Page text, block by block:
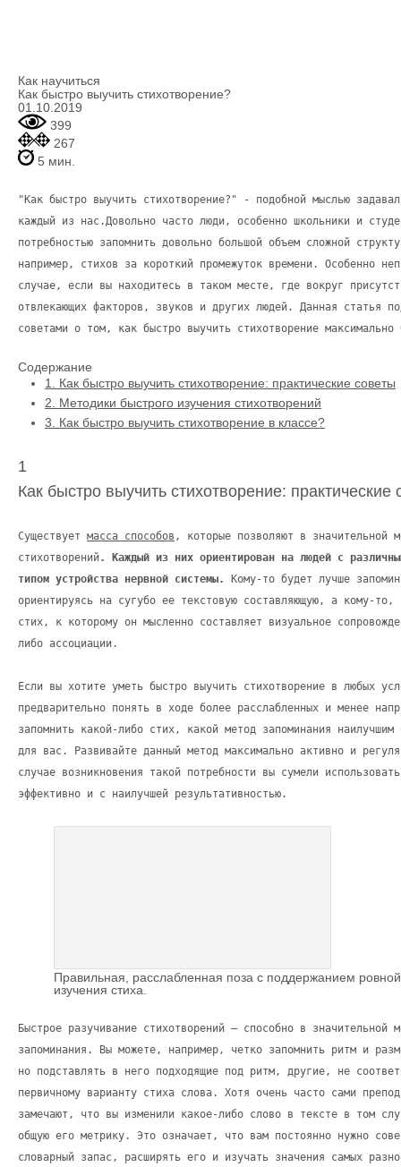
Как научиться
Как быстро выучить стихотворение?
01.10.2019
399
267
5 мин.
"Как быстро выучить стихотворение?" - подобной мыслью
каждый из нас.Довольно часто люди, особенно школьники и
потребностью запомнить довольно большой объем сложной
например, стихов за короткий промежуток времени. Особенно
случае, если вы находитесь в таком месте, где вокруг
отвлекающих факторов, звуков и других людей. Данная статья
советами о том, как быстро выучить стихотворение
Содержание
1.
Как быстро выучить стихотворение: практические советы
2.
Методики быстрого изучения стихотворений
3.
Как быстро выучить стихотворение в классе?
1
Как быстро выучить стихотворение: практические
Существует масса способов , которые позволяют в значительной
стихотворений. Каждый из них ориентирован на людей с
типом устройства нервной системы.
Кому-то будет лучше
ориентируясь на сугубо ее текстовую составляющую, а кому-то,
стих, к которому он мысленно составляет визуальное
либо ассоциации.
Если вы хотите уметь быстро выучить стихотворение в любых
предварительно понять в ходе более расслабленных и менее
запомнить какой-либо стих, какой метод запоминания наилучшим
для вас. Развивайте данный метод максимально активно и
случае возникновения такой потребности вы сумели
эффективно и с наилучшей результативностью.
Правильная, расслабленная поза с поддержанием
изучения стиха.
Быстрое разучивание стихотворений – способно в значительной
запоминания. Вы можете, например, четко запомнить ритм и
но подставлять в него подходящие под ритм, другие, не
первичному варианту стиха слова. Хотя очень часто сами
замечают, что вы изменили какое-либо слово в тексте в том
общую его метрику. Это означает, что вам постоянно нужно
словарный запас, расширять его и изучать значения самых